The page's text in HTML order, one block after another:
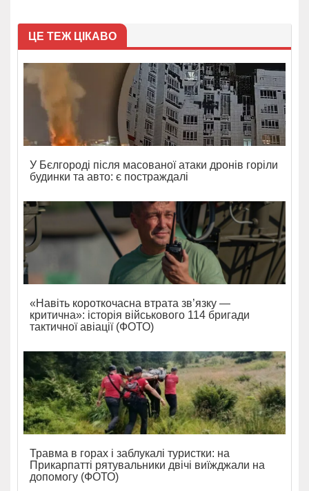
ЦЕ ТЕЖ ЦІКАВО
У Бєлгороді після масованої атаки дронів горіли
будинки та авто: є постраждалі
«Навіть короткочасна втрата зв’язку —
критична»: історія військового 114 бригади
тактичної авіації (ФОТО)
Травма в горах і заблукалі туристки: на
Прикарпатті рятувальники двічі виїжджали на
допомогу (ФОТО)